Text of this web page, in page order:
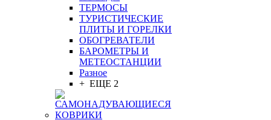
ТЕРМОСЫ
ТУРИСТИЧЕСКИЕ
ПЛИТЫ И ГОРЕЛКИ
ОБОГРЕВАТЕЛИ
БАРОМЕТРЫ И
МЕТЕОСТАНЦИИ
Разное
+ ЕЩЕ 2